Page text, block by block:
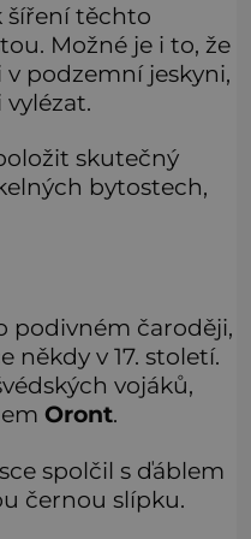
šíření těchto
Možné je i to, že
podzemní jeskyni,
skutečný
bytostech,
podivném čaroději,
někdy v 17. století.
vojáků,
Oront.
spolčil s ďáblem
černou slípku.